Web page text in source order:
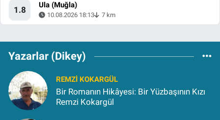
1.8 Ula (Muğla)
10.08.2026 18:13 7 km
Yazarlar (Dikey)
REMZI KOKARGÜL
Bir Romanın Hikâyesi: Bir Yüzbaşının Kızı
Remzi Kokargül